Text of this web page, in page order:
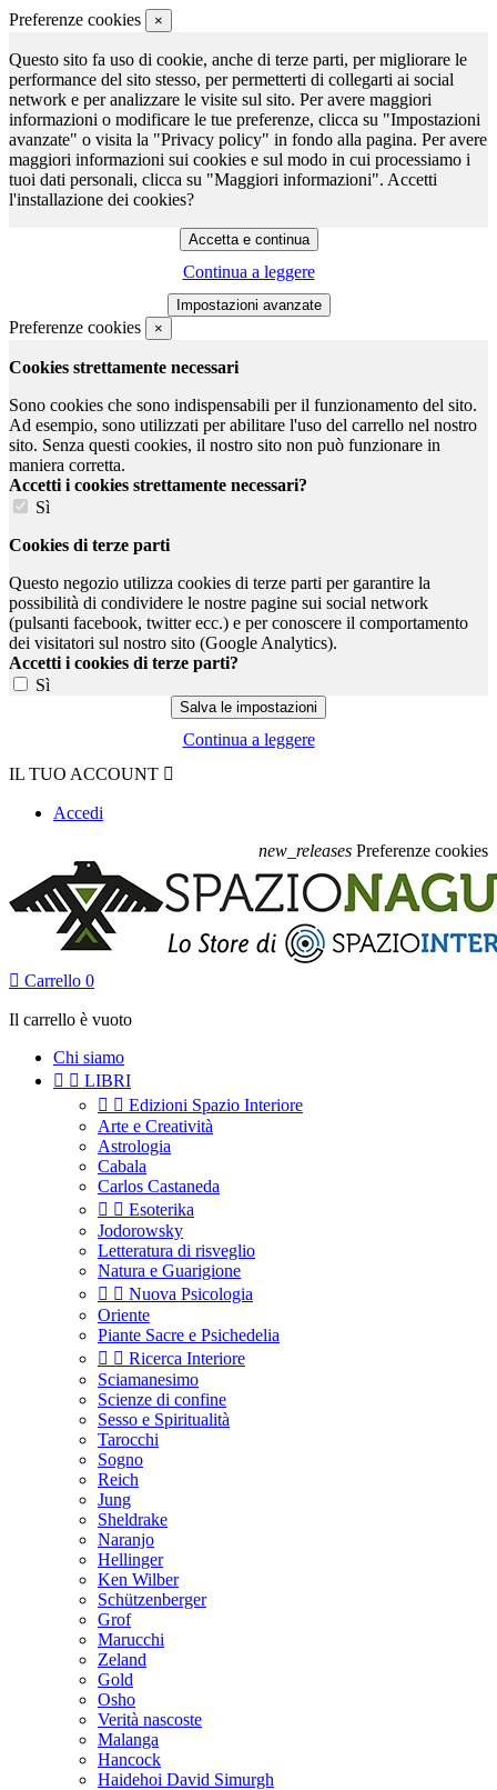
Preferenze cookies ×
Questo sito fa uso di cookie, anche di terze parti, per migliorare le
performance del sito stesso, per permetterti di collegarti ai social
network e per analizzare le visite sul sito. Per avere maggiori
informazioni o modificare le tue preferenze, clicca su "Impostazioni
avanzate" o visita la "Privacy policy" in fondo alla pagina. Per avere
maggiori informazioni sui cookies e sul modo in cui processiamo i
tuoi dati personali, clicca su "Maggiori informazioni". Accetti
l'installazione dei cookies?
Continua a leggere
Preferenze cookies ×
Cookies strettamente necessari
Sono cookies che sono indispensabili per il funzionamento del sito.
Ad esempio, sono utilizzati per abilitare l'uso del carrello nel nostro
sito. Senza questi cookies, il nostro sito non può funzionare in
maniera corretta.
Accetti i cookies strettamente necessari?
Sì
Cookies di terze parti
Questo negozio utilizza cookies di terze parti per garantire la
possibilità di condividere le nostre pagine sui social network
(pulsanti facebook, twitter ecc.) e per conoscere il comportamento
dei visitatori sul nostro sito (Google Analytics).
Accetti i cookies di terze parti?
Sì
Continua a leggere
IL TUO ACCOUNT 
Accedi
new_releases Preferenze cookies
 Carrello 0
Il carrello è vuoto
Chi siamo
  LIBRI
  Edizioni Spazio Interiore
Arte e Creatività
Astrologia
Cabala
Carlos Castaneda
  Esoterika
Jodorowsky
Letteratura di risveglio
Natura e Guarigione
  Nuova Psicologia
Oriente
Piante Sacre e Psichedelia
  Ricerca Interiore
Sciamanesimo
Scienze di confine
Sesso e Spiritualità
Tarocchi
Sogno
Reich
Jung
Sheldrake
Naranjo
Hellinger
Ken Wilber
Schützenberger
Grof
Marucchi
Zeland
Gold
Osho
Verità nascoste
Malanga
Hancock
Haidehoi David Simurgh